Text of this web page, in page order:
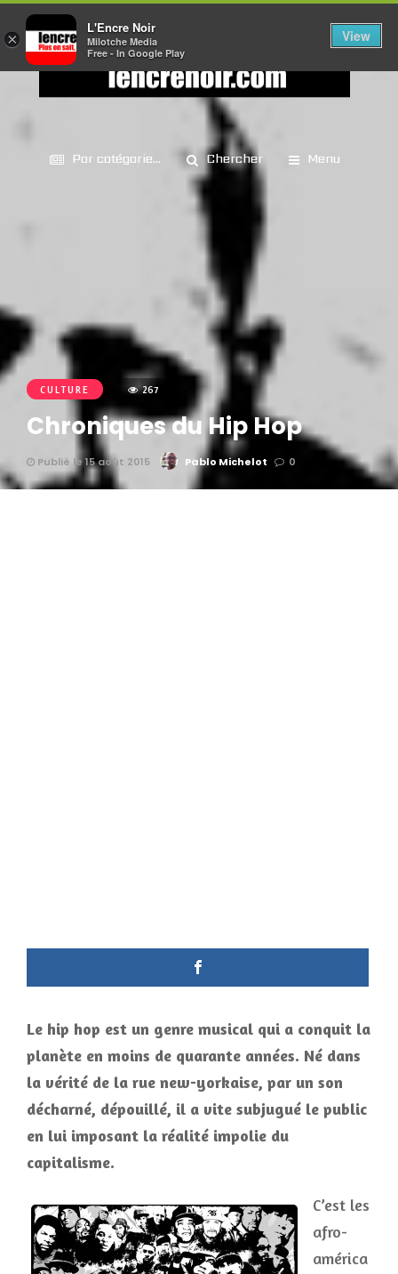
Par catégorie... Chercher Menu
CULTURE 267
Chroniques du Hip Hop
Publié le 15 août 2015 Pablo Michelot 0
Le hip hop est un genre musical qui a conquit la
planète en moins de quarante années. Né dans
la vérité de la rue new-yorkaise, par un son
décharné, dépouillé, il a vite subjugué le public
en lui imposant la réalité impolie du
capitalisme.
C’est les
afro-
américa
×
L'Encre Noir
Milotche Media
Free - In Google Play
View